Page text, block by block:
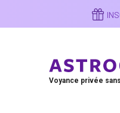
contenu
Voyance privée